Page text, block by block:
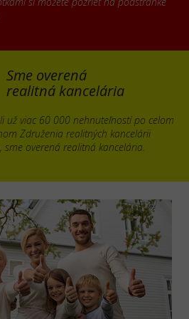
Sme overená
realitná kancelária
už viac 60 000 nehnuteľností po celom
Združenia realitných kancelárii
sme overená realitná kancelária.